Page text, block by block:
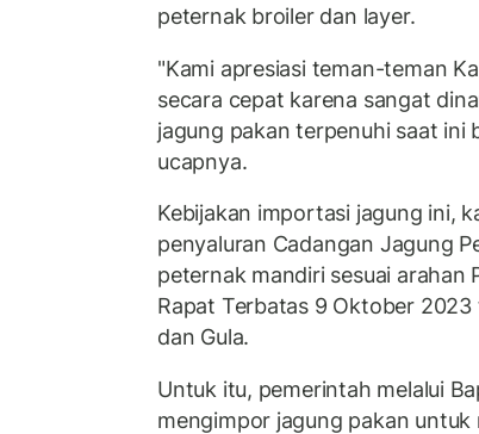
peternak broiler dan layer.
"Kami apresiasi teman-teman
secara cepat karena sangat
jagung pakan terpenuhi saat ini
ucapnya.
Kebijakan importasi jagung ini,
penyaluran Cadangan Jagung
peternak mandiri sesuai arahan
Rapat Terbatas 9 Oktober
dan Gula.
Untuk itu, pemerintah melalui
mengimpor jagung pakan